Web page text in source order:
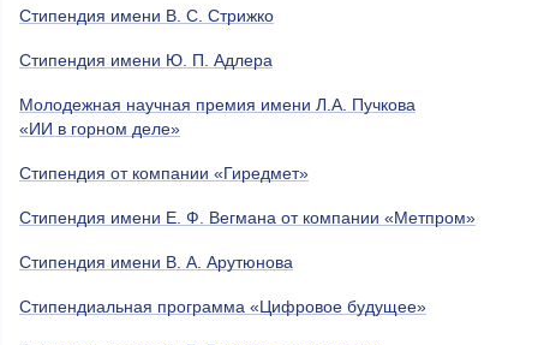
Стипендия имени В. С. Стрижко
Стипендия имени Ю. П. Адлера
Молодежная научная премия имени Л.А. Пучкова
«ИИ в горном деле»
Стипендия от компании «Гиредмет»
Стипендия имени Е. Ф. Вегмана от компании «Метпром»
Стипендия имени В. А. Арутюнова
Стипендиальная программа «Цифровое будущее»